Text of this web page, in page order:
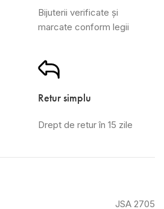
Bijuterii verificate și
marcate conform legii
Retur simplu
Drept de retur în 15 zile
JSA 2705